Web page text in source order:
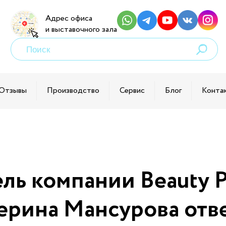
Адрес офиса
и выставочного зала
Поиск
товаров
Производство Сервис Блог
компании Beauty
Мансурова